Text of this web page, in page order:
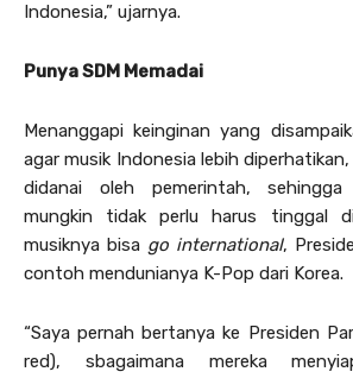
Indonesia,” ujarnya.
Punya SDM Memadai
Menanggapi keinginan yang
agar musik Indonesia lebih
didanai oleh pemerintah,
mungkin tidak perlu harus tinggal
musiknya bisa go international,
contoh mendunianya K-Pop dari Korea.
“Saya pernah bertanya ke Presiden
red), sbagaimana mereka